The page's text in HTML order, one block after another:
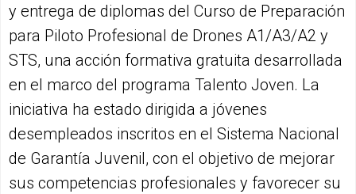
y entrega de diplomas del Curso de Preparación
para Piloto Profesional de Drones A1/A3/A2 y
STS, una acción formativa gratuita desarrollada
en el marco del programa Talento Joven. La
iniciativa ha estado dirigida a jóvenes
desempleados inscritos en el Sistema Nacional
de Garantía Juvenil, con el objetivo de mejorar
sus competencias profesionales y favorecer su